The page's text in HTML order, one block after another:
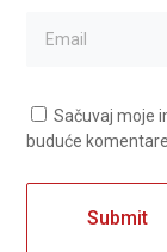
Sačuvaj moje
buduće komentare.